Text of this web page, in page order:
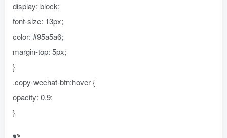
display: block;
font-size: 13px;
color: #95a5a6;
margin-top: 5px;
}
.copy-wechat-btn:hover {
opacity: 0.9;
}